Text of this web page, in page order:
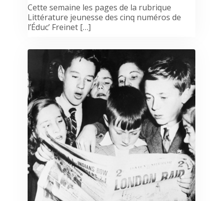
Cette semaine les pages de la rubrique
Littérature jeunesse des cinq numéros de
l’Éduc’ Freinet […]